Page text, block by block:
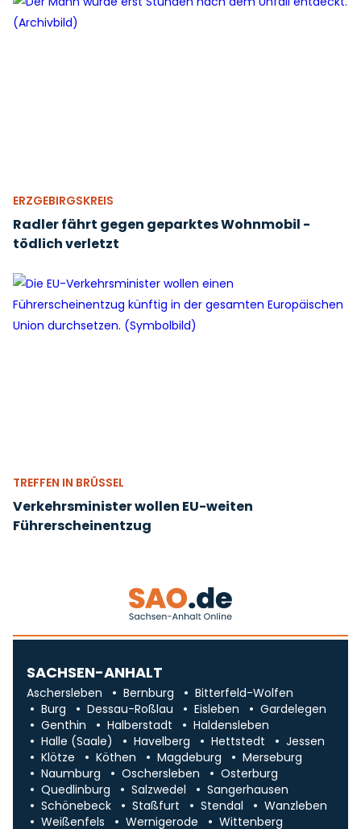
ERZGEBIRGSKREIS
Radler fährt gegen geparktes Wohnmobil -
tödlich verletzt
TREFFEN IN BRÜSSEL
Verkehrsminister wollen EU-weiten
Führerscheinentzug
SACHSEN-ANHALT
Aschersleben Bernburg
Bitterfeld-Wolfen
Burg
Dessau-Roßlau Eisleben
Gardelegen
Genthin
Halberstadt
Haldensleben
Halle (Saale)
Havelberg Hettstedt
Jessen
Klötze
Köthen Magdeburg
Merseburg
Naumburg
Oschersleben
Osterburg
Quedlinburg
Salzwedel
Sangerhausen
Schönebeck
Staßfurt Stendal
Wanzleben
Weißenfels
Wernigerode Wittenberg